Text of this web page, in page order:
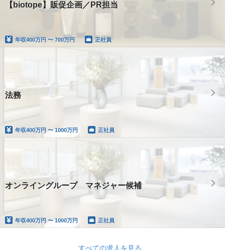
【biotope】販促企画／PR担当
年収400万円 〜 700万円 正社員
法務
年収400万円 〜 1000万円 正社員
オンライングループ マネジャー候補
年収400万円 〜 1000万円 正社員
すべての求人を見る